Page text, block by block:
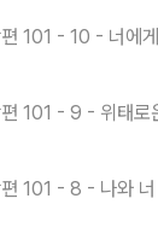
101 - 10 - 너에
101 - 9 - 위태로
101 - 8 - 나와 너